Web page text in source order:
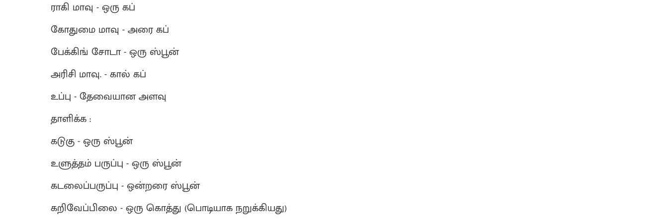
ராகி மாவு - ஒரு கப்
கோதுமை மாவு - அரை கப்
பேக்கிங் சோடா - ஒரு ஸ்பூன்
அரிசி மாவு. - கால் கப்
உப்பு - தேவையான அளவு
தாளிக்க :
கடுகு - ஒரு ஸ்பூன்
உளுத்தம் பருப்பு - ஒரு ஸ்பூன்
கடலைப்பருப்பு - ஒன்றரை ஸ்பூன்
கறிவேப்பிலை - ஒரு கொத்து (பொடியாக நறுக்கியது)